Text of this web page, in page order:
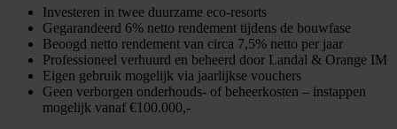
Investeren in twee duurzame eco-resorts
Gegarandeerd 6% netto rendement tijdens de bouwfase
Beoogd netto rendement van circa 7,5% netto per jaar
Professioneel verhuurd en beheerd door Landal & Orange IM
Eigen gebruik mogelijk via jaarlijkse vouchers
Geen verborgen onderhouds- of beheerkosten – instappen
mogelijk vanaf €100.000,-